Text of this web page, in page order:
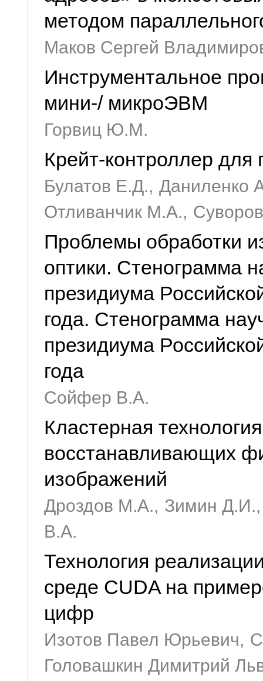
методом
Маков Сергей
Инструментальное
мини-/ микроЭВМ
Горвиц Ю.М.
Крейт-контроллер
Булатов Е.Д., Даниленко
Отливанчик М.А.,
Проблемы обработки
оптики. Стенограмма
президиума
года. Стенограмма
президиума
года
Сойфер В.А.
Кластерная
восстанавливающих
изображений
Дроздов М.А., Зимин Д.И.,
В.А.
Технология
среде CUDA на
цифр
Изотов Павел Юрьевич,
Головашкин Димитрий